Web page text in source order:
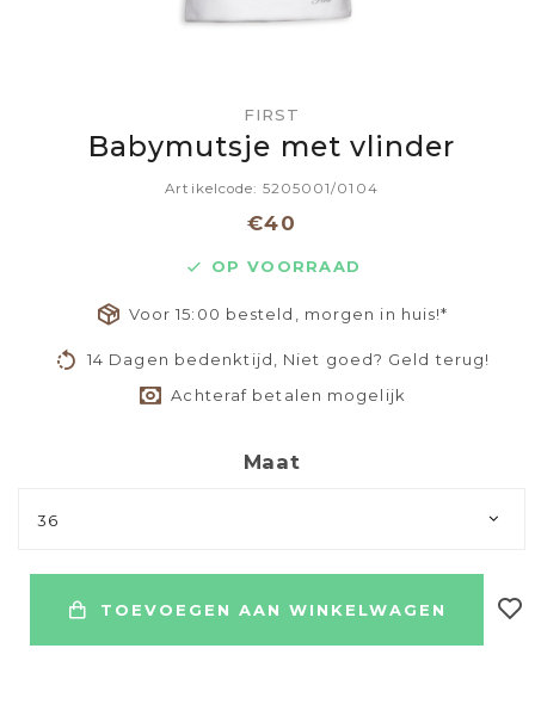
FIRST
Babymutsje met vlinder
Artikelcode: 5205001/0104
€40
OP VOORRAAD
Voor 15:00 besteld, morgen in huis!*
14 Dagen bedenktijd, Niet goed? Geld terug!
Achteraf betalen mogelijk
Maat
36
TOEVOEGEN AAN WINKELWAGEN